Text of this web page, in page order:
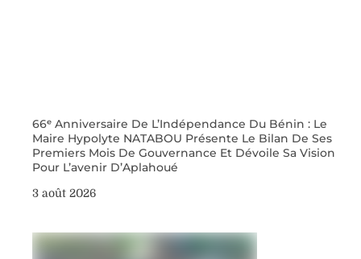
66ᵉ Anniversaire De L’Indépendance Du Bénin : Le
Maire Hypolyte NATABOU Présente Le Bilan De Ses
Premiers Mois De Gouvernance Et Dévoile Sa Vision
Pour L’avenir D’Aplahoué
3 août 2026